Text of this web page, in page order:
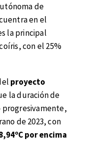
de
en el
la principal
con el 25%
proyecto
la duración de
progresivamente,
de 2023, con
por encima